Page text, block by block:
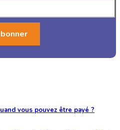
vous pouvez être payé ?